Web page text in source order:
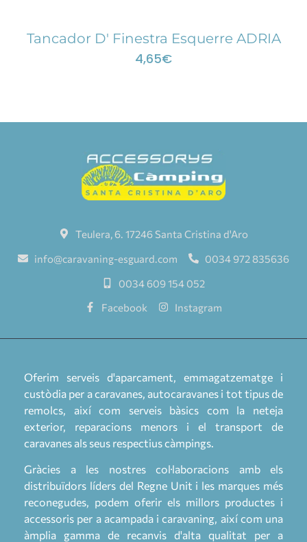
Tancador D' Finestra Esquerre ADRIA
4,65€
Teulera, 6. 17246 Santa Cristina d'Aro
info@caravaning-esguard.com
0034 972 835636
0034 609 154 052
Facebook
Instagram
Oferim serveis d'aparcament, emmagatzematge i
custòdia per a caravanes, autocaravanes i tot tipus de
remolcs, així com serveis bàsics com la neteja
exterior, reparacions menors i el transport de
caravanes als seus respectius càmpings.
Gràcies a les nostres col·laboracions amb els
distribuïdors líders del Regne Unit i les marques més
reconegudes, podem oferir els millors productes i
accessoris per a acampada i caravaning, així com una
àmplia gamma de recanvis d'alta qualitat per a